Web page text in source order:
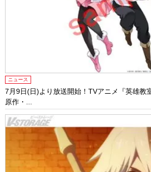
ニュース
7月9日(日)より放送開始！TVアニメ『英雄教
原作・...